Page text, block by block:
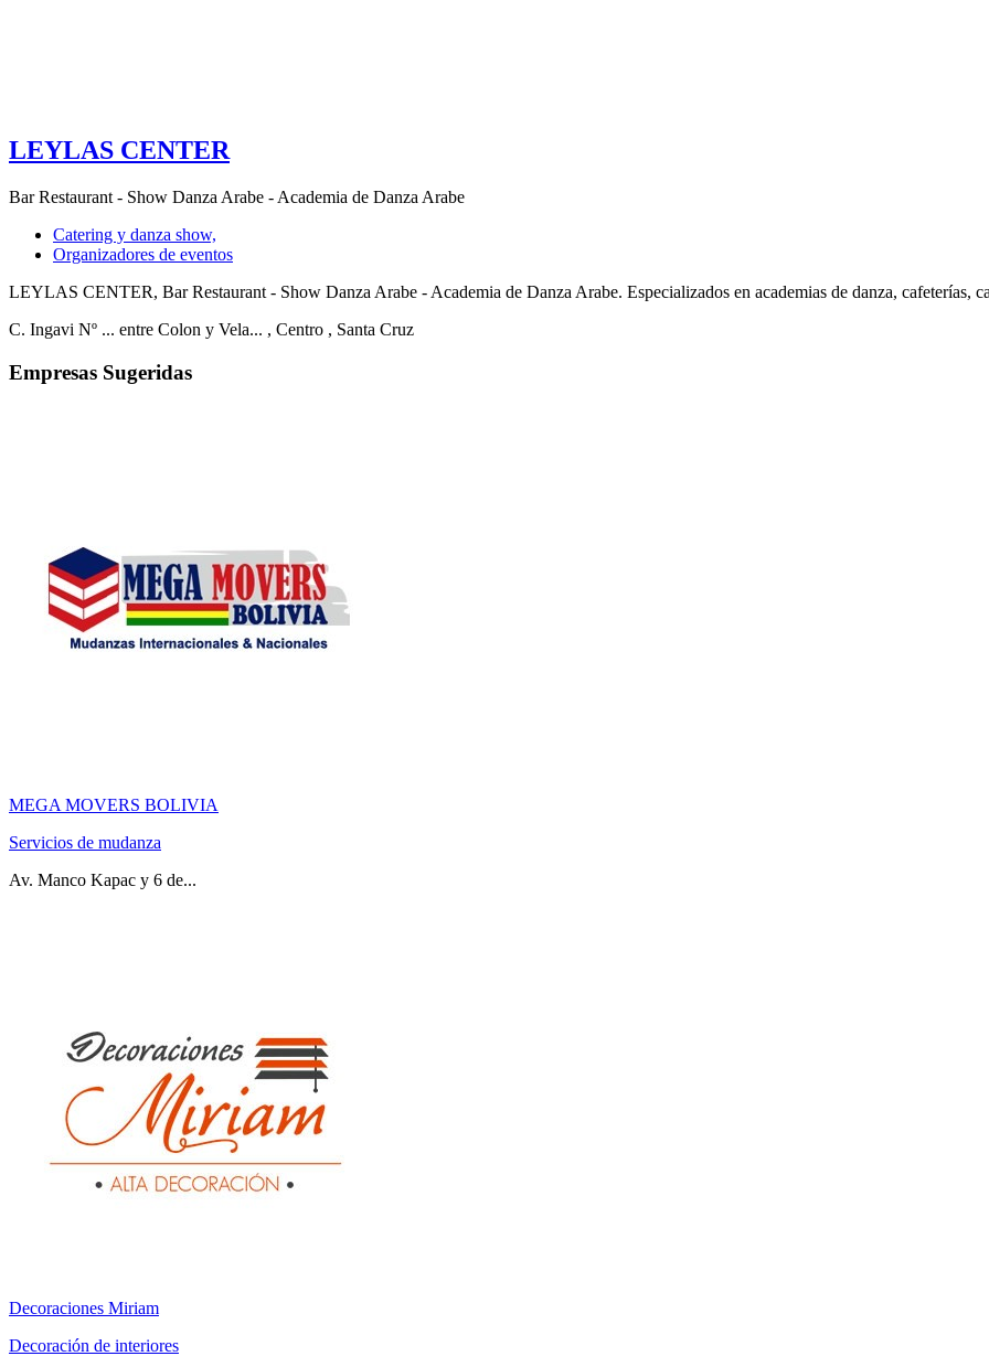
LEYLAS CENTER
Bar Restaurant - Show Danza Arabe - Academia de Danza Arabe
Catering y danza show,
Organizadores de eventos
LEYLAS CENTER, Bar Restaurant - Show Danza Arabe - Academia de Danza Arabe. Especializados en academias de danza, cafeterías,
C. Ingavi Nº ... entre Colon y Vela... , Centro , Santa Cruz
Empresas Sugeridas
MEGA MOVERS BOLIVIA
Servicios de mudanza
Av. Manco Kapac y 6 de...
Decoraciones Miriam
Decoración de interiores